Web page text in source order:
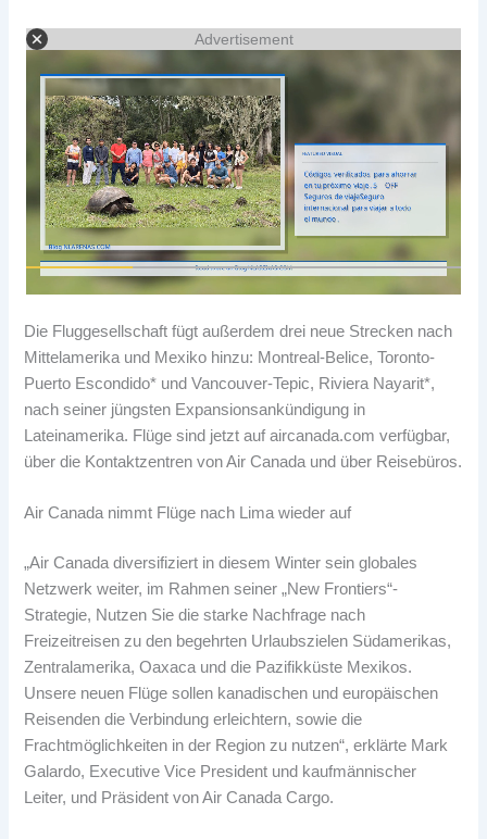
Advertisement
Die Fluggesellschaft fügt außerdem drei neue Strecken nach
Mittelamerika und Mexiko hinzu: Montreal-Belice, Toronto-
Puerto Escondido* und Vancouver-Tepic, Riviera Nayarit*,
nach seiner jüngsten Expansionsankündigung in
Lateinamerika. Flüge sind jetzt auf aircanada.com verfügbar,
über die Kontaktzentren von Air Canada und über Reisebüros.
Air Canada nimmt Flüge nach Lima wieder auf
„Air Canada diversifiziert in diesem Winter sein globales
Netzwerk weiter, im Rahmen seiner „New Frontiers“-
Strategie, Nutzen Sie die starke Nachfrage nach
Freizeitreisen zu den begehrten Urlaubszielen Südamerikas,
Zentralamerika, Oaxaca und die Pazifikküste Mexikos.
Unsere neuen Flüge sollen kanadischen und europäischen
Reisenden die Verbindung erleichtern, sowie die
Frachtmöglichkeiten in der Region zu nutzen“, erklärte Mark
Galardo, Executive Vice President und kaufmännischer
Leiter, und Präsident von Air Canada Cargo.